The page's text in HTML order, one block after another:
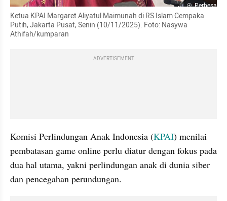
Perbesar
Ketua KPAI Margaret Aliyatul Maimunah di RS Islam Cempaka
Putih, Jakarta Pusat, Senin (10/11/2025). Foto: Nasywa
Athifah/kumparan
ADVERTISEMENT
Komisi Perlindungan Anak Indonesia (KPAI) menilai
pembatasan game online perlu diatur dengan fokus pada
dua hal utama, yakni perlindungan anak di dunia siber
dan pencegahan perundungan.